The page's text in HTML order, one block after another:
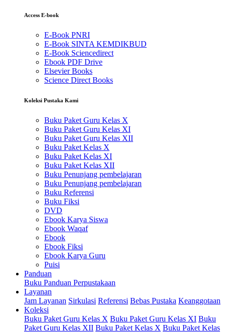
Access E-book
E-Book PNRI
E-Book SINTA KEMDIKBUD
E-Book Sciencedirect
Ebook PDF Drive
Elsevier Books
Science Direct Books
Koleksi Pustaka Kami
Buku Paket Guru Kelas X
Buku Paket Guru Kelas XI
Buku Paket Guru Kelas XII
Buku Paket Kelas X
Buku Paket Kelas XI
Buku Paket Kelas XII
Buku Penunjang pembelajaran
Buku Penunjang pembelajaran
Buku Referensi
Buku Fiksi
DVD
Ebook Karya Siswa
Ebook Waqaf
Ebook
Ebook Fiksi
Ebook Karya Guru
Puisi
Panduan
Buku Panduan Perpustakaan
Layanan
Jam Layanan Sirkulasi Referensi Bebas Pustaka Keanggotaan
Koleksi
Buku Paket Guru Kelas X Buku Paket Guru Kelas XI Buku
Paket Guru Kelas XII Buku Paket Kelas X Buku Paket Kelas